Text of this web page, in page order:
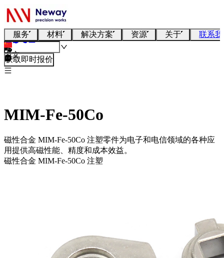
服务 材料 解决方案 资源 关于 联系
中文
获取即时报价
MIM-Fe-50Co
磁性合金 MIM-Fe-50Co 注塑零件为电子和电信领域的各种应
用提供高磁性能、精度和成本效益。
磁性合金 MIM-Fe-50Co 注塑